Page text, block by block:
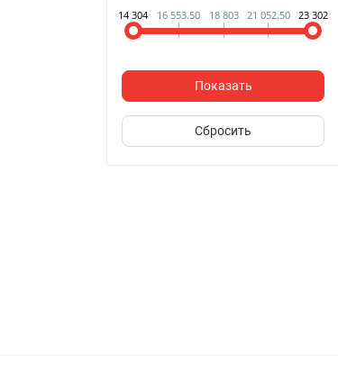
14 304 16 553.50 18 803 21 052.50 23 302